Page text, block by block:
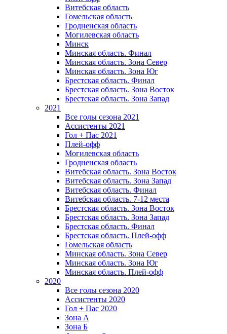
Витебская область
Гомельская область
Гродненская область
Могилевская область
Минск
Mинская область. Финал
Минская область. Зона Север
Минская область. Зона Юг
Брестская область. Финал
Брестская область. Зона Восток
Брестская область. Зона Запад
2021
Все голы сезона 2021
Ассистенты 2021
Гол + Пас 2021
Плей-офф
Могилевская область
Гродненская область
Витебская область. Зона Восток
Витебская область. Зона Запад
Витебская область. Финал
Витебская область. 7-12 места
Брестская область. Зона Восток
Брестская область. Зона Запад
Брестская область. Финал
Брестская область. Плей-офф
Гомельская область
Минская область. Зона Север
Минская область. Зона Юг
Минская область. Плей-офф
2020
Все голы сезона 2020
Ассистенты 2020
Гол + Пас 2020
Зона А
Зона Б